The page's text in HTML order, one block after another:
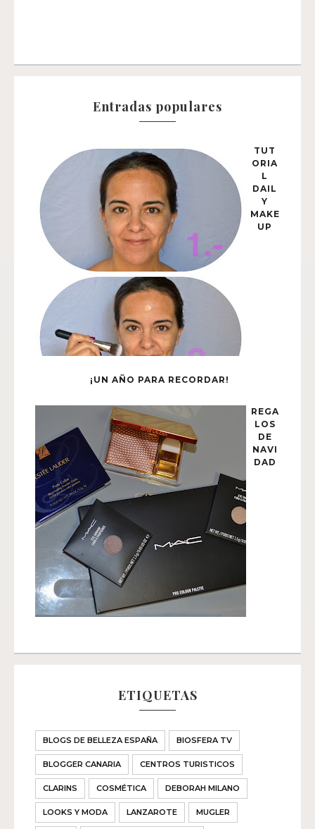
Entradas populares
TUT
ORIA
L
DAIL
Y
MAKE
UP
¡UN AÑO PARA RECORDAR!
REGA
LOS
DE
NAVI
DAD
ETIQUETAS
BLOGS DE BELLEZA ESPAÑA BIOSFERA TV
BLOGGER CANARIA CENTROS TURISTICOS
CLARINS COSMÉTICA DEBORAH MILANO
LOOKS Y MODA LANZAROTE MUGLER